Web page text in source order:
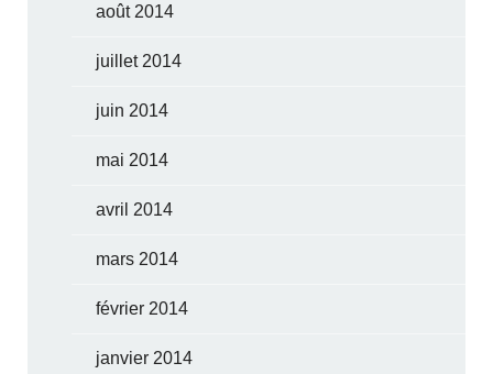
août 2014
juillet 2014
juin 2014
mai 2014
avril 2014
mars 2014
février 2014
janvier 2014